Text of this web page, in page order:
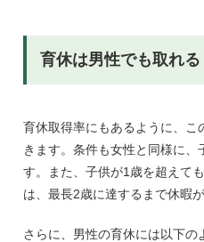
育休は男性でも取れる
育休取得率にもあるように、
きます。条件も女性と同様に
す。また、子供が1歳を超えて
は、最長2歳に達するまで休暇
さらに、男性の育休には以下の